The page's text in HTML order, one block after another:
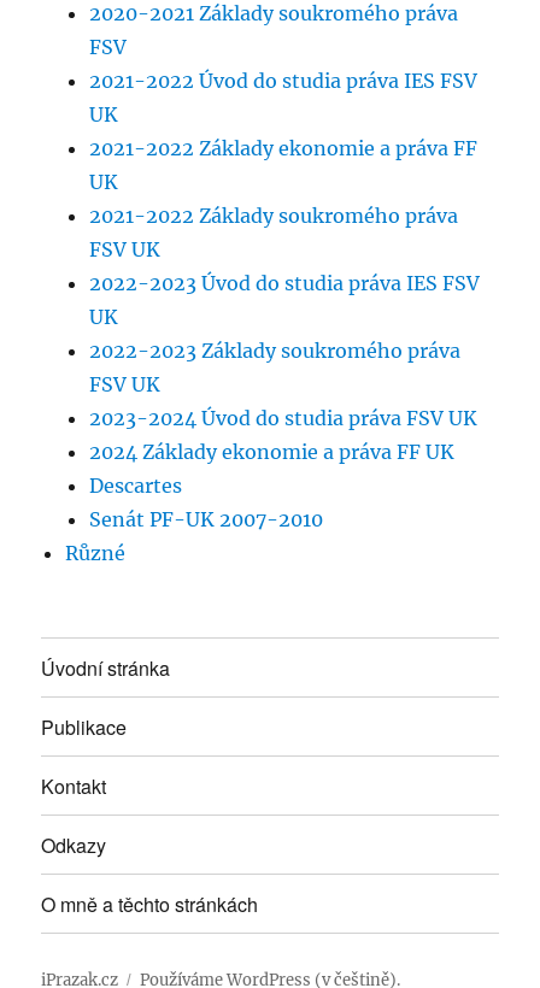
2020-2021 Základy soukromého práva
FSV
2021-2022 Úvod do studia práva IES FSV
UK
2021-2022 Základy ekonomie a práva FF
UK
2021-2022 Základy soukromého práva
FSV UK
2022-2023 Úvod do studia práva IES FSV
UK
2022-2023 Základy soukromého práva
FSV UK
2023-2024 Úvod do studia práva FSV UK
2024 Základy ekonomie a práva FF UK
Descartes
Senát PF-UK 2007-2010
Různé
Úvodní stránka
Publikace
Kontakt
Odkazy
O mně a těchto stránkách
iPrazak.cz Používáme WordPress (v češtině).